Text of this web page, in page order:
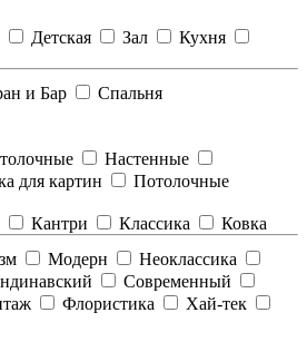
Детская Зал
Кухня
и Бар Спальня
Настенные
для картин
Потолочные
Кантри Классика
Ковка
Модерн
Неоклассика
Современный
Флористика
Хай-тек